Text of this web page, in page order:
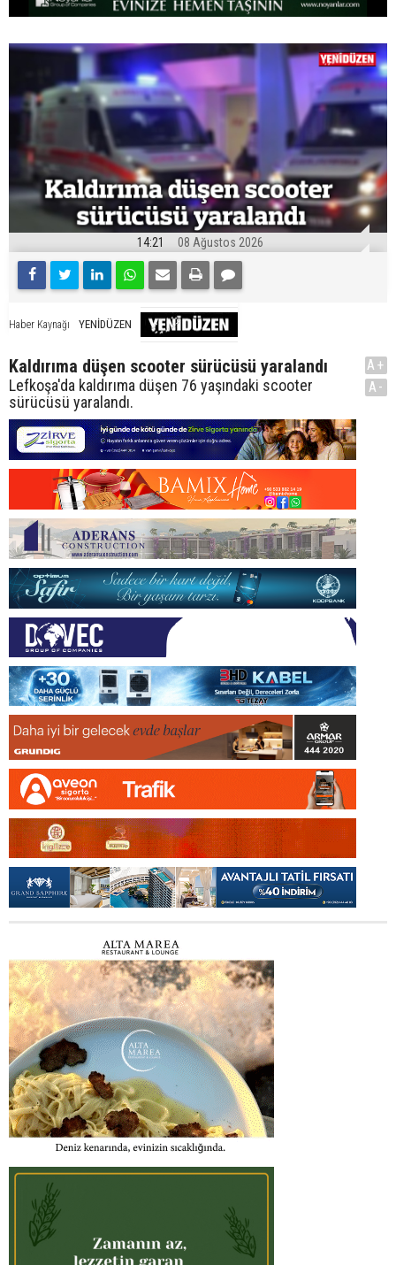
14:21 08 Ağustos 2026
Haber Kaynağı YENİDÜZEN
Kaldırıma düşen scooter sürücüsü yaralandı
Lefkoşa'da kaldırıma düşen 76 yaşındaki scooter
sürücüsü yaralandı.
A+
A-